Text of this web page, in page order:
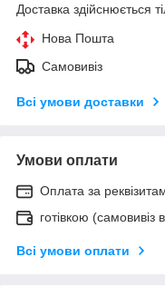
Доставка здійснюється
Нова Пошта
Самовивіз
Всі умови доставки
Умови оплати
Оплата за
готівкою
Всі умови оплати